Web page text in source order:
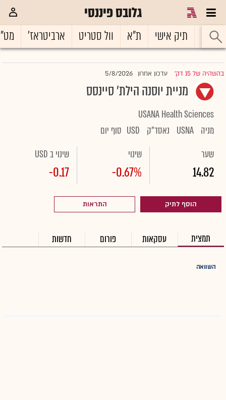
גלובס פיננסי
ראשי תיק אישי ת"א וול סטריט ארביטראז'
בהשהיה של 15 דק' |עדכון אחרון 5/8/2026
מניית יוסנה הילת' סיינסס
USANA Health Sciences
מניה USNA נאסד"ק USD סוף יום
שער
14.82
שינוי
-0.67%
שינוי ב USD
-0.17
הוסף לתיק התראות
תמצית עסקאות פורום חדשות
השוואה